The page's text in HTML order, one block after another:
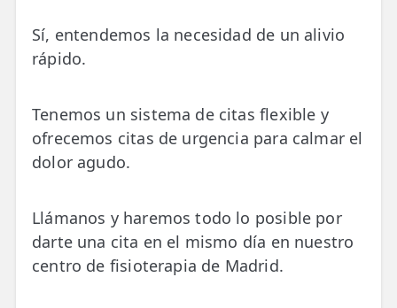
Sí, entendemos la necesidad de un alivio
rápido.
Tenemos un sistema de citas flexible y
ofrecemos citas de urgencia para calmar el
dolor agudo.
Llámanos y haremos todo lo posible por
darte una cita en el mismo día en nuestro
centro de fisioterapia de Madrid.